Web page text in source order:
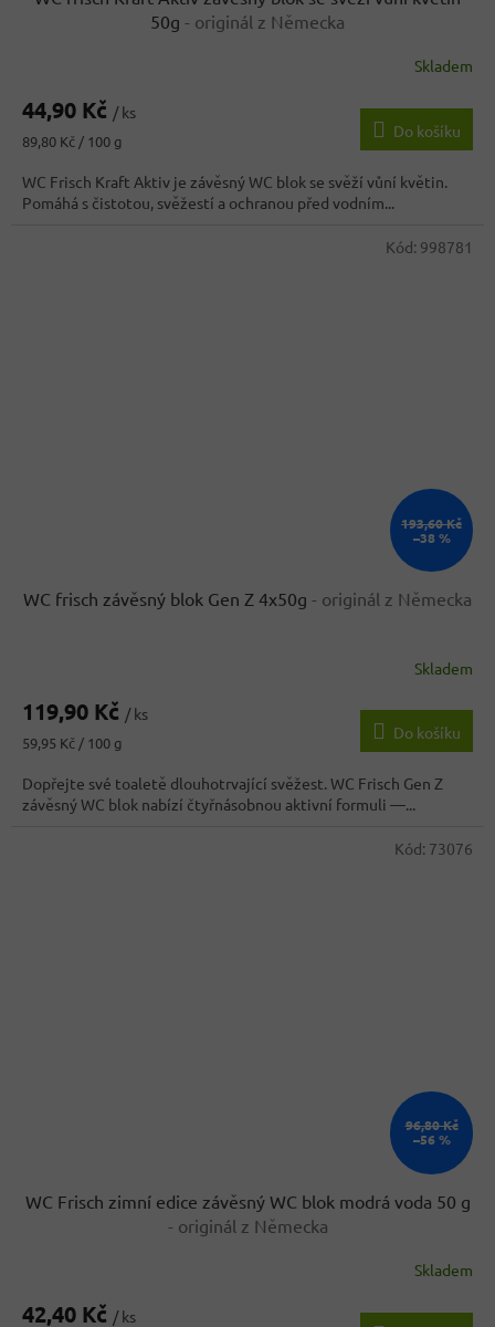
50g - originál z Německa
Skladem
44,90 Kč / ks
Měrná
89,80 Kč / 100 g
Do košíku
WC Frisch Kraft Aktiv je závěsný WC blok se svěží vůní květin.
Pomáhá s čistotou, svěžestí a ochranou před vodním...
193,60 Kč
–38 %
WC frisch závěsný blok Gen Z 4x50g - originál z Německa
Skladem
119,90 Kč / ks
Měrná
59,95 Kč / 100 g
Do košíku
Dopřejte své toaletě dlouhotrvající svěžest. WC Frisch Gen Z
závěsný WC blok nabízí čtyřnásobnou aktivní formuli —...
Kód: 998781
96,80 Kč
–56 %
WC Frisch zimní edice závěsný WC blok modrá voda 50 g
- originál z Německa
Skladem
42,40 Kč / ks
Kód: 73076